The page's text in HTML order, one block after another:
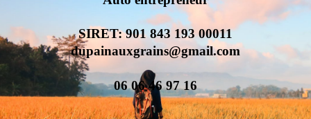
SIRET: 901 843 193 00011
dupainauxgrains@gmail.com
06 06 46 97 16